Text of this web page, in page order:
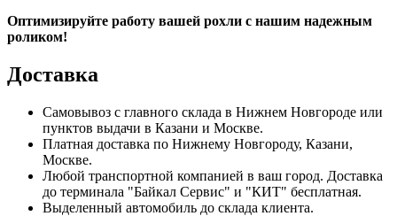
Оптимизируйте работу вашей рохли с нашим надежным
роликом!
Доставка
Самовывоз с главного склада в Нижнем Новгороде или
пунктов выдачи в Казани и Москве.
Платная доставка по Нижнему Новгороду, Казани,
Москве.
Любой транспортной компанией в ваш город. Доставка
до терминала "Байкал Сервис" и "КИТ" бесплатная.
Выделенный автомобиль до склада клиента.